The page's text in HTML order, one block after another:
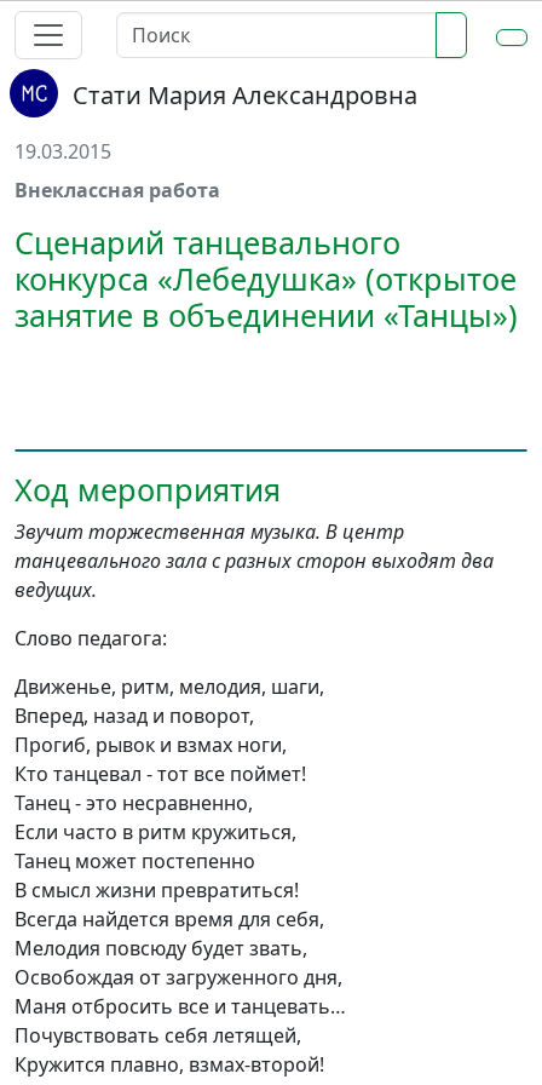
Стати Мария Александровна
19.03.2015
Внеклассная работа
Сценарий танцевального
конкурса «Лебедушка» (открытое
занятие в объединении «Танцы»)
Ход мероприятия
Звучит торжественная музыка. В центр
танцевального зала с разных сторон выходят два
ведущих.
Слово педагога:
Движенье, ритм, мелодия, шаги,
Вперед, назад и поворот,
Прогиб, рывок и взмах ноги,
Кто танцевал - тот все поймет!
Танец - это несравненно,
Если часто в ритм кружиться,
Танец может постепенно
В смысл жизни превратиться!
Всегда найдется время для себя,
Мелодия повсюду будет звать,
Освобождая от загруженного дня,
Маня отбросить все и танцевать…
Почувствовать себя летящей,
Кружится плавно, взмах-второй!